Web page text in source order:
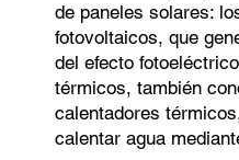
de paneles solares:
fotovoltaicos, que
del efecto
térmicos, también
calentadores
calentar agua